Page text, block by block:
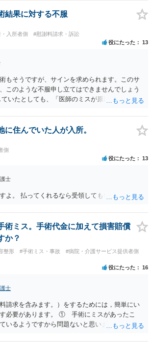
結果に対する不服
入所者側 #慰謝料請求・訴訟
役にたった 13
もそうですが、サインを求められます。このサ
このような不服申し立てはできませんでしょう
いたとしても、「医師のミスが原因で老眼がひ
るにもかかわらず、全く説明されなかったよう
ることは可能です。
に住んでいた人が入所。
側
役にたった 13
士
よ。 払ってくれるなら受領してもいいですよ。
術ミス。手術代金に加えて損害賠償
か？
整形 #手術ミス・事故
#病院・介護サービス提供者側
役にたった 16
士
請求を含みます。）をするためには，簡単にい
必要があります。 ① 手術にミスがあったこ
いるようですから問題ないと思います。 ② 手
マスクが外せなくなったこと ④ 仕事を休まな